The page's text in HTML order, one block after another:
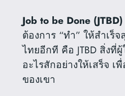
Job to be Done (JTBD)
ต้องการ “ทำ” ให้สำเร็
ไทยอีกที คือ JTBD สิ่งที่
อะไรสักอย่างให้เสร็จ เ
ของเขา